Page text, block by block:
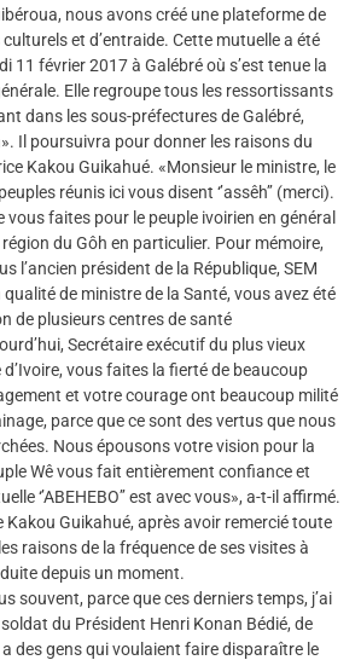
nous avons créé une plateforme de
et d’entraide. Cette mutuelle a été
11 février 2017 à Galébré où s’est tenue la
Elle regroupe tous les ressortissants
dans les sous-préfectures de Galébré,
Il poursuivra pour donner les raisons du
Kakou Guikahué. «Monsieur le ministre, le
réunis ici vous disent ‘’assêh’’ (merci).
faites pour le peuple ivoirien en général
du Gôh en particulier. Pour mémoire,
l’ancien président de la République, SEM
qualité de ministre de la Santé, vous avez été
de plusieurs centres de santé
Secrétaire exécutif du plus vieux
vous faites la fierté de beaucoup
et votre courage ont beaucoup milité
parce que ce sont des vertus que nous
Nous épousons votre vision pour la
Wê vous fait entièrement confiance et
‘’ABEHEBO’’ est avec vous», a-t-il affirmé.
Kakou Guikahué, après avoir remercié toute
raisons de la fréquence de ses visites à
depuis un moment.
souvent, parce que ces derniers temps, j’ai
du Président Henri Konan Bédié, de
des gens qui voulaient faire disparaître le